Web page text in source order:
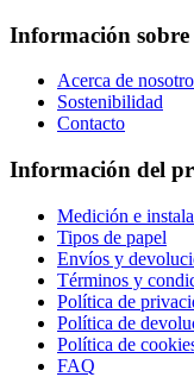
Información sobre
Acerca de
Sostenibilidad
Contacto
Información del
Medición e
Tipos de papel
Envíos y
Términos y
Política de
Política de
Política de
FAQ